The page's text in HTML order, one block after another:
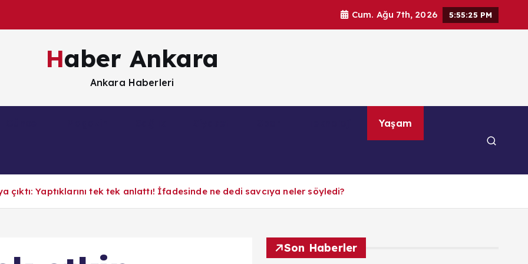
Cum. Ağu 7th, 2026 5:55:26 PM
Haber Ankara
Ankara Haberleri
Yaşam
Yaptıklarını tek tek anlattı! İfadesinde ne dedi savcıya neler söyledi?
Son Haberler